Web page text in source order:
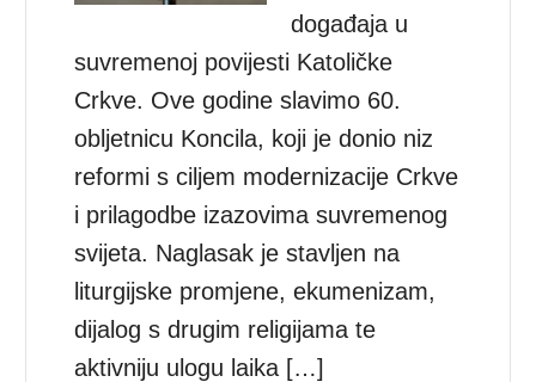
događaja u
suvremenoj povijesti Katoličke
Crkve. Ove godine slavimo 60.
obljetnicu Koncila, koji je donio niz
reformi s ciljem modernizacije Crkve
i prilagodbe izazovima suvremenog
svijeta. Naglasak je stavljen na
liturgijske promjene, ekumenizam,
dijalog s drugim religijama te
aktivniju ulogu laika […]